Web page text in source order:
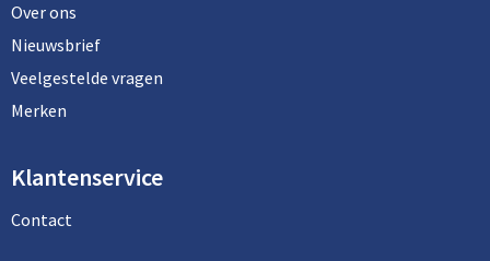
Over ons
Nieuwsbrief
Veelgestelde vragen
Merken
Klantenservice
Contact